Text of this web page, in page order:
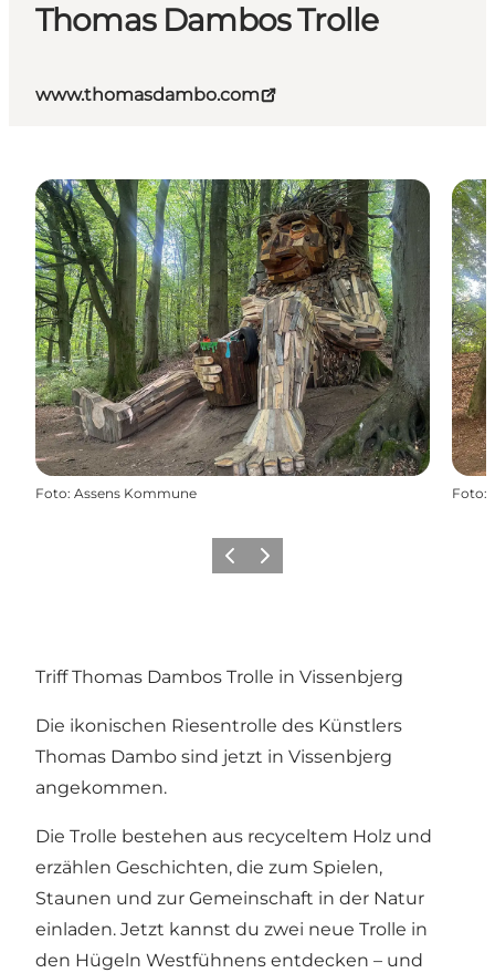
Thomas Dambos Trolle
www.thomasdambo.com
Foto: Assens Kommune Foto:
ZurückWeiter
Triff Thomas Dambos Trolle in Vissenbjerg
Die ikonischen Riesentrolle des Künstlers
Thomas Dambo sind jetzt in Vissenbjerg
angekommen.
Die Trolle bestehen aus recyceltem Holz und
erzählen Geschichten, die zum Spielen,
Staunen und zur Gemeinschaft in der Natur
einladen. Jetzt kannst du zwei neue Trolle in
den Hügeln Westfühnens entdecken – und